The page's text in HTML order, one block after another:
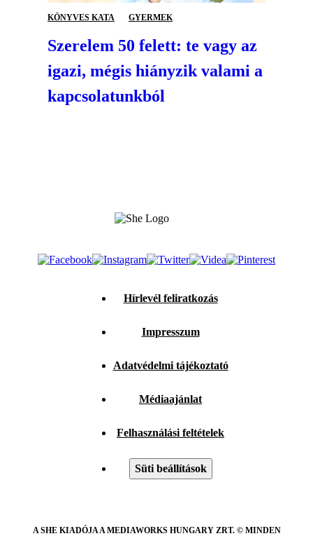
KÖNYVES KATA GYERMEK
Szerelem 50 felett: te vagy az
igazi, mégis hiányzik valami a
kapcsolatunkból
Hírlevél feliratkozás
Impresszum
Adatvédelmi tájékoztató
Médiaajánlat
Felhasználási feltételek
Süti beállítások
A SHE KIADÓJA A MEDIAWORKS HUNGARY ZRT. © MINDEN